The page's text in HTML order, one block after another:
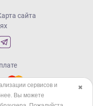
сайта
✖
сервисов и
Вы можете